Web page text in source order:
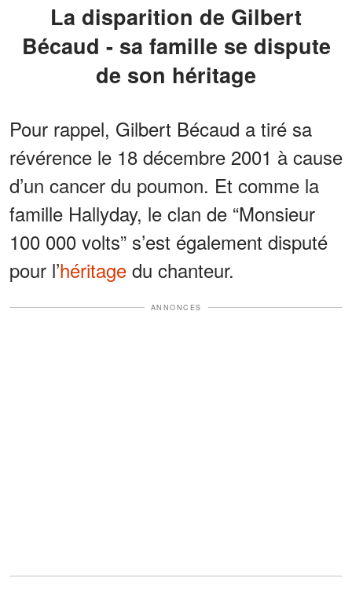
La disparition de Gilbert
Bécaud - sa famille se dispute
de son héritage
Pour rappel, Gilbert Bécaud a tiré sa
révérence le 18 décembre 2001 à cause
d’un cancer du poumon. Et comme la
famille Hallyday, le clan de “Monsieur
100 000 volts” s’est également disputé
pour l’héritage du chanteur.
ANNONCES